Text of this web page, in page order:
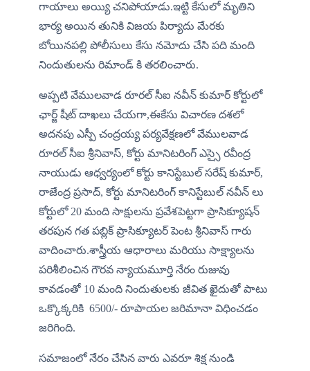
గాయాలు అయ్యి చనిపోయాడు.ఇట్టి కేసులో మృతిని
భార్య అయిన తునికి విజయ పిర్యాదు మేరకు
బోయినపల్లి పోలీసులు కేసు నమోదు చేసి పది మంది
నిందుతులను రిమాండ్ కి తరలించారు.
అప్పటి వేములవాడ రూరల్ సీఐ నవీన్ కుమార్ కోర్టులో
ఛార్జ్ షీట్ దాఖలు చేయగా,ఈకేసు విచారణ దశలో
అదనపు ఎస్పీ చంద్రయ్య పర్యవేక్షణలో వేములవాడ
రూరల్ సీఐ శ్రీనివాస్, కోర్టు మానిటరింగ్ ఎస్సై రవీంద్ర
నాయుడు ఆధ్వర్యంలో కోర్టు కానిస్టేబుల్ సరేష్ కుమార్,
రాజేంద్ర ప్రసాద్, కోర్టు మానిటరింగ్ కానిస్టేబుల్ నవీన్ లు
కోర్టులో 20 మంది సాక్షులను ప్రవేశపెట్టగా ప్రాసిక్యూషన్
తరపున గత పబ్లిక్ ప్రాసిక్యూటర్ పెంట శ్రీనివాస్ గారు
వాదించారు.శాస్త్రీయ ఆధారాలు మరియు సాక్ష్యాలను
పరిశీలించిన గౌరవ న్యాయమూర్తి నేరం రుజువు
కావడంతో 10 మంది నిందుతులకు జీవిత ఖైదుతో పాటు
ఒక్కొక్కరికి  6500/- రూపాయల జరిమానా విధించడం
జరిగింది.
సమాజంలో నేరం చేసిన వారు ఎవరూ శిక్ష నుండి